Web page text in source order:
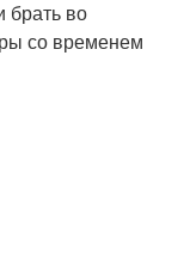
брать во
со временем